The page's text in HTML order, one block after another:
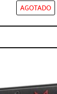
AGOTADO